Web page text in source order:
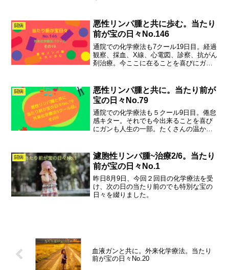
闘病
悪性リンパ腫と共に歩む。当たり
前が宝の日々No.146
通院での化学療法も7クール19日目。経過
観察、採血、X線、心電図、診察、抗がん
剤治療。今ここに在ることを喜びにガン
いています。
闘病
悪性リンパ腫と共に。当たり前が
宝の日々No.79
通院での化学療法も５クール9日目。倦怠
感キター。それでも今出来ることを喜び
にガンも人生の一部。たくさんの温かい
闘病
濾胞性リンパ腫~治療2/6。当たり
前が宝の日々No.1
昨日8月9日、今回２回目の化学療法を受
け、次の日の当たり前のでも特別な宝の
日々を綴りました。
血液ガンと共に。外来化学療法。当たり
前が宝の日々No.20